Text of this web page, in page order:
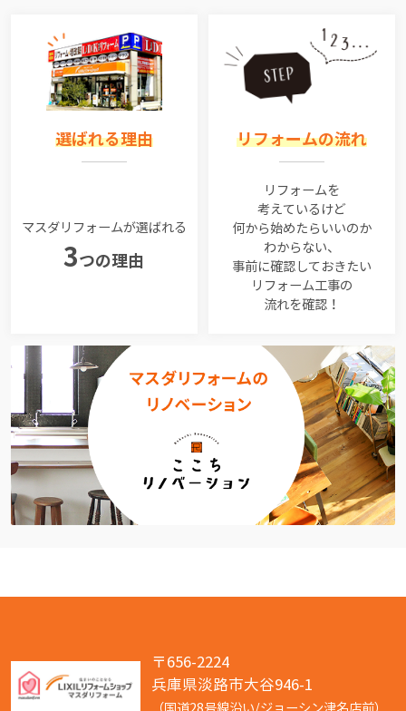
選ばれる理由
マスダリフォームが選ばれる
3つの理由
リフォームの流れ
リフォームを
考えているけど
何から始めたらいいのか
わからない、
事前に確認しておきたい
リフォーム工事の
流れを確認！
〒656-2224
兵庫県淡路市大谷946-1